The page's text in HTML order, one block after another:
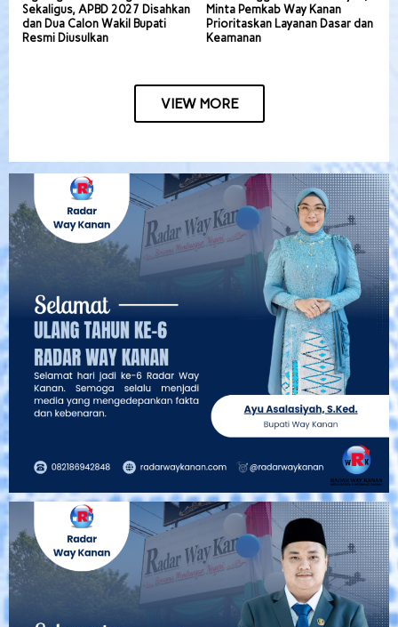
Sekaligus, APBD 2027 Disahkan
dan Dua Calon Wakil Bupati
Resmi Diusulkan
Minta Pemkab Way Kanan
Prioritaskan Layanan Dasar dan
Keamanan
VIEW MORE